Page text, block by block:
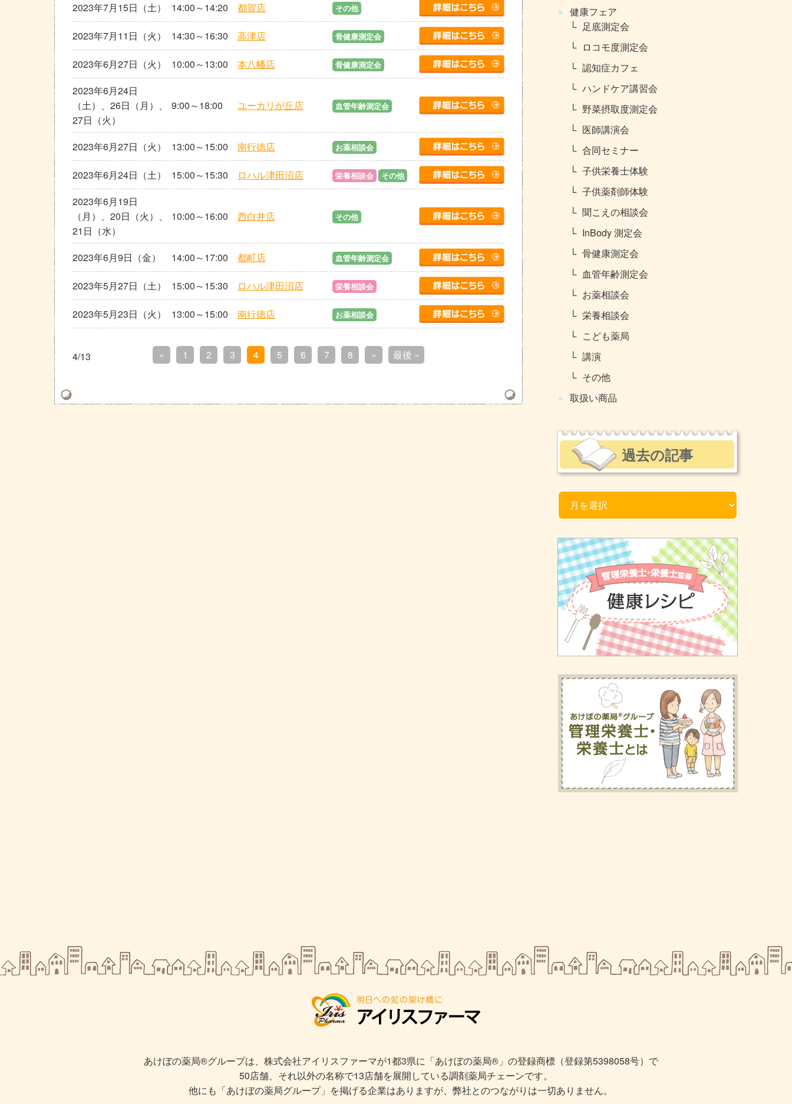
2023年7月15日（土） 14:00～14:20 都賀店 その他
2023年7月11日（火） 14:30～16:30 高津店 骨健康測定会
2023年6月27日（火） 10:00～13:00 本八幡店 骨健康測定会
2023年6月24日
（土）、26日（月）、
27日（火）
9:00～18:00 ユーカリが丘店 血管年齢測定会
2023年6月27日（火） 13:00～15:00 南行徳店 お薬相談会
2023年6月24日（土） 15:00～15:30 ロハル津田沼店 栄養相談会 その他
2023年6月19日
（月）、20日（火）、
21日（水）
10:00～16:00 西白井店 その他
2023年6月9日（金） 14:00～17:00 都町店 血管年齢測定会
2023年5月27日（土） 15:00～15:30 ロハル津田沼店 栄養相談会
2023年5月23日（火） 13:00～15:00 南行徳店 お薬相談会
4/13 « 1 2 3 4 5 6 7 8 » 最後 »
健康フェア
足底測定会
ロコモ度測定会
認知症カフェ
ハンドケア講習会
野菜摂取度測定会
医師講演会
合同セミナー
子供栄養士体験
子供薬剤師体験
聞こえの相談会
InBody 測定会
骨健康測定会
血管年齢測定会
お薬相談会
栄養相談会
こども薬局
講演
その他
取扱い商品
過去の記事
あけぼの薬局®グループは、株式会社アイリスファーマが1都3県に「あけぼの薬局®」の登録商標（登録第5398058号）で
50店舗、それ以外の名称で13店舗を展開している調剤薬局チェーンです。
他にも「あけぼの薬局グループ」を掲げる企業はありますが、弊社とのつながりは一切ありません。